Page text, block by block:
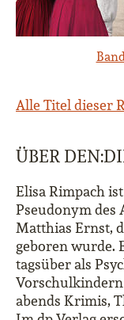
Alle Titel dieser
ÜBER
Elisa Rimpach
Pseudonym des
Matthias Ernst,
geboren wurde.
tagsüber als
abends Krimis,